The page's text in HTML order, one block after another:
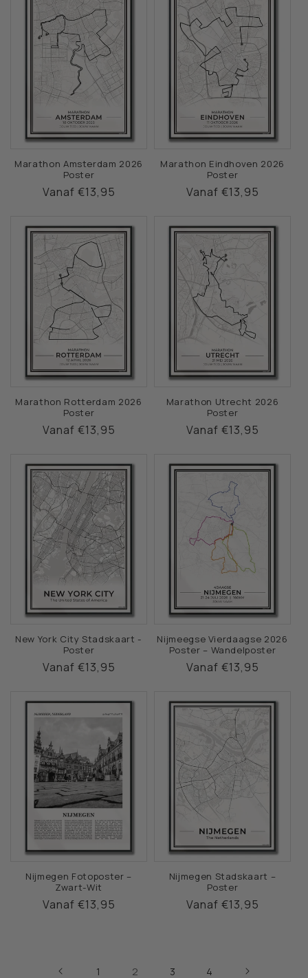
Marathon Amsterdam 2026
Poster
Normale
Vanaf €13,95
Marathon Eindhoven 2026
Poster
Normale
Vanaf €13,95
Marathon Rotterdam 2026
Poster
Normale
Vanaf €13,95
Marathon Utrecht 2026
Poster
Normale
Vanaf €13,95
New York City Stadskaart -
Poster
Normale
Vanaf €13,95
Nijmeegse Vierdaagse 2026
Poster – Wandelposter
Normale
Vanaf €13,95
Nijmegen Fotoposter –
Zwart-Wit
Normale
Vanaf €13,95
Nijmegen Stadskaart –
Poster
Normale
Vanaf €13,95
1 2 3 4